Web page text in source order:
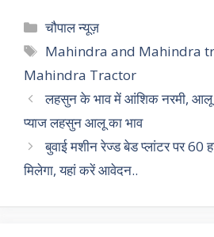
at
s
A
p
p
e
gr
a
m
b
o
o
k
er l
Categories
चौपाल न्यूज़
Tags
Mahindra and Mahindra
Mahindra Tractor
लहसुन के भाव में आंशिक नरमी, आलू
प्याज लहसुन आलू का भाव
बुवाई मशीन रेज्ड बेड प्लांटर पर
मिलेगा, यहां करें आवेदन..